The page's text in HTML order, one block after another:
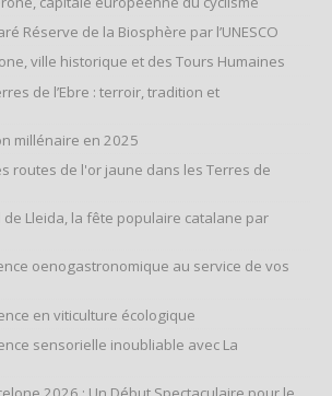
Réserve de la Biosphère par l’UNESCO
ville historique et des Tours Humaines
de l’Ebre : terroir, tradition et
millénaire en 2025
routes de l'or jaune dans les Terres de
de Lleida, la fête populaire catalane par
oenogastronomique au service de vos
en viticulture écologique
sensorielle inoubliable avec La